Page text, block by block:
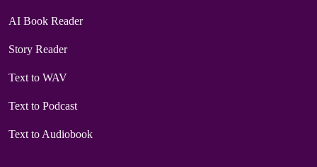
AI Book Reader
Story Reader
Text to WAV
Text to Podcast
Text to Audiobook